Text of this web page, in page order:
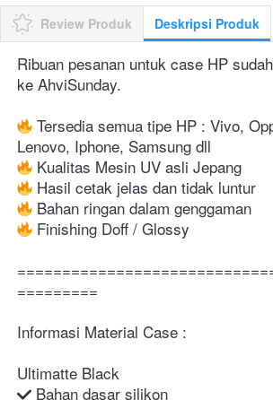
Review Produk Deskripsi Produk
Ribuan pesanan untuk case HP
ke AhviSunday.
Tersedia semua tipe HP : Vivo,
Lenovo, Iphone, Samsung dll
Kualitas Mesin UV asli Jepang
Hasil cetak jelas dan tidak luntur
Bahan ringan dalam genggaman
Finishing Doff / Glossy
=========
Informasi Material Case :
Ultimatte Black
Bahan dasar silikon